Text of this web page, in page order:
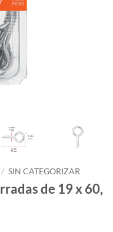
/ SIN CATEGORIZAR
de 19 x 60,